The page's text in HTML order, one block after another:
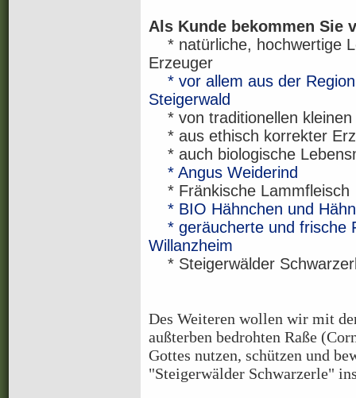
Als Kunde bekommen Sie
* natürliche, hochwertige
Erzeuger
* vor allem aus der
Steigerwald
* von traditionellen kleinen
* aus ethisch korrekter
* auch biologische
* Angus Weiderind
* Fränkische Lammfleisch
* BIO Hähnchen und
* geräucherte und frische
Willanzheim
* Steigerwälder
Des Weiteren wollen wir mit
außterben bedrohten Raße
Gottes nutzen, schützen und
"Steigerwälder Schwarzerle"